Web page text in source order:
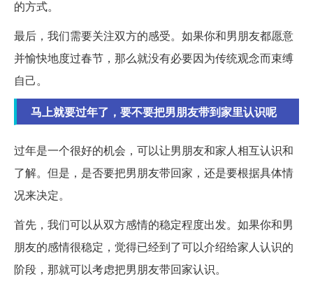
的方式。
最后，我们需要关注双方的感受。如果你和男朋友都愿意
并愉快地度过春节，那么就没有必要因为传统观念而束缚
自己。
马上就要过年了，要不要把男朋友带到家里认识呢
过年是一个很好的机会，可以让男朋友和家人相互认识和
了解。但是，是否要把男朋友带回家，还是要根据具体情
况来决定。
首先，我们可以从双方感情的稳定程度出发。如果你和男
朋友的感情很稳定，觉得已经到了可以介绍给家人认识的
阶段，那就可以考虑把男朋友带回家认识。